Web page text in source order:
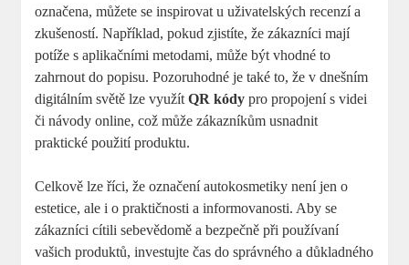
označena, můžete se inspirovat u uživatelských recenzí ⁤a
zkušeností. Například, ‍pokud zjistíte, že zákazníci mají
potíže s aplikačními metodami, ​může být vhodné to
zahrnout do popisu.⁤ Pozoruhodné je ⁢také to, že v dnešním
digitálním světě lze využít⁤QR kódy pro propojení s videi
či návody online, což může zákazníkům usnadnit​
praktické použití produktu.
Celkově lze ⁢říci, že označení autokosmetiky není jen o
estetice, ale i o praktičnosti a informovanosti. Aby se
zákazníci cítili sebevědomě a bezpečně při používaní
vašich produktů, investujte čas do ⁤správného a důkladného